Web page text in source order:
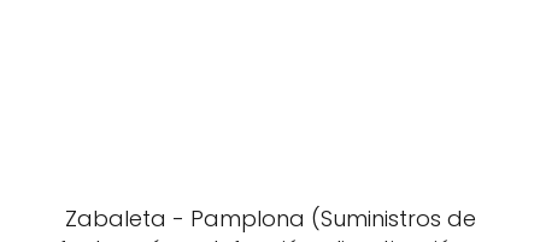
Zabaleta - Pamplona (Suministros de